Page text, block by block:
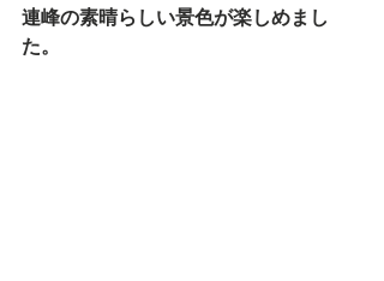
連峰の素晴らしい景色が楽しめまし
た。